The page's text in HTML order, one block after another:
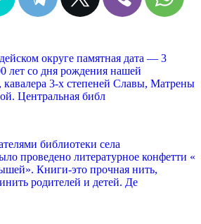
округе памятная дата — 3
лет со дня рождения нашей
кавалера 3-х степеней Славы, Матрены
Центральная библ
библиотеки села
проведено литературное конфетти «
Книги-это прочная нить,
родителей и детей. Де